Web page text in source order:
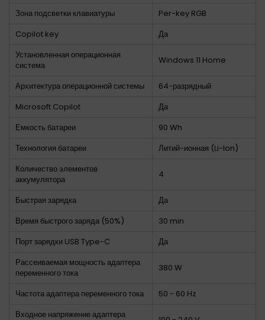
Зона подсветки клавиатуры
Per-key RGB
Copilot key
Да
Установленная операционная
система
Windows 11 Home
Архитектура операционной системы
64-разрядный
Microsoft Copilot
Да
Емкость батареи
90 Wh
Технология батареи
Литий-ионная (Li-Ion)
Количество элементов
аккумулятора
4
Быстрая зарядка
Да
Время быстрого заряда (50%)
30 min
Порт зарядки USB Type-C
Да
Рассеиваемая мощность адаптера
переменного тока
380 W
Частота адаптера переменного тока
50 - 60 Hz
Входное напряжение адаптера